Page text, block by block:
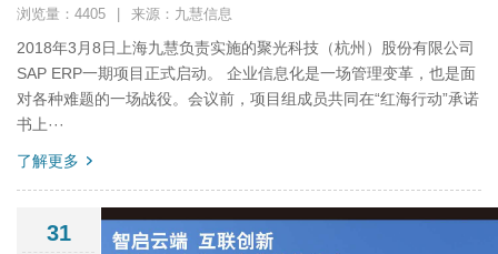
浏览量：4405 来源：九慧信息
2018年3月8日上海九慧负责实施的聚光科技（杭州）股份有限公司
SAP ERP一期项目正式启动。 企业信息化是一场管理变革，也是面
对各种难题的一场战役。会议前，项目组成员共同在“红海行动”承诺
书上···
了解更多
31